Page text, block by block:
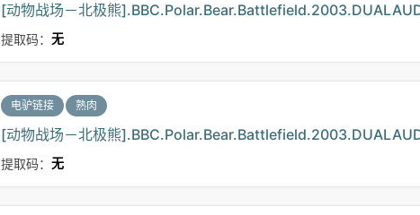
[动物战场－北极熊
提取码： 无
电驴链接 熟肉
[动物战场－北极熊
提取码： 无